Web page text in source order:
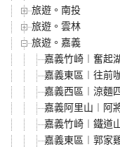
旅遊。南投
旅遊。雲林
旅遊。嘉義
嘉義竹崎︱奮起
嘉義東區︱往前
嘉義西區︱涼麵
嘉義阿里山︱阿
嘉義竹崎︱鐵道
嘉義東區︱郭家